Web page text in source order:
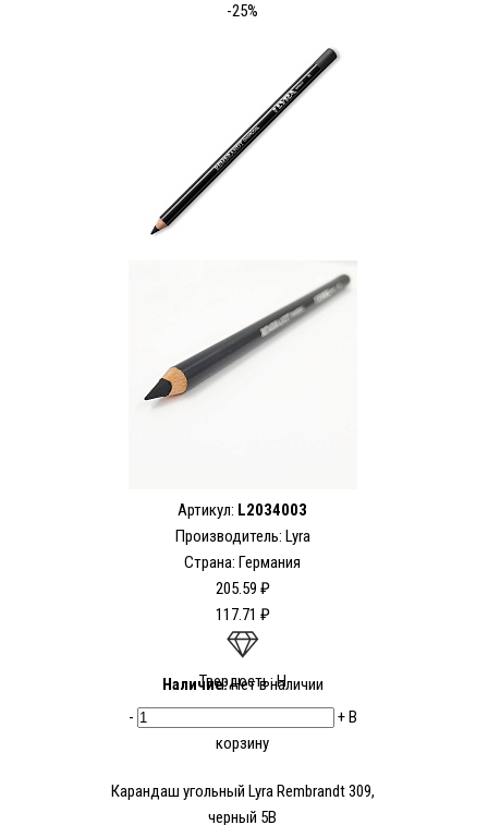
-25%
Артикул: L2034003
Производитель: Lyra
Страна: Германия
205.59 ₽
117.71 ₽
Твердость: H
Наличие:Нет в наличии
-
+В
корзину
Карандаш угольный Lyra Rembrandt 309,
черный 5В